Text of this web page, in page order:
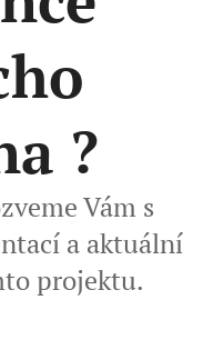
?
Vám s
a aktuální
projektu.